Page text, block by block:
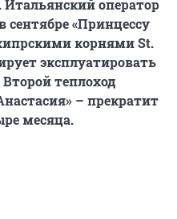
оператор
«Принцессу
корнями St.
эксплуатировать
теплоход
– прекратит
месяца.